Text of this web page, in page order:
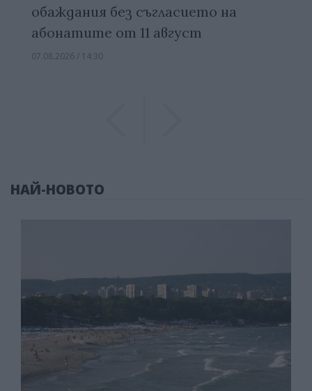
обаждания без съгласието на
абонатите от 11 август
07.08.2026 / 14:30
НАЙ-НОВОТО